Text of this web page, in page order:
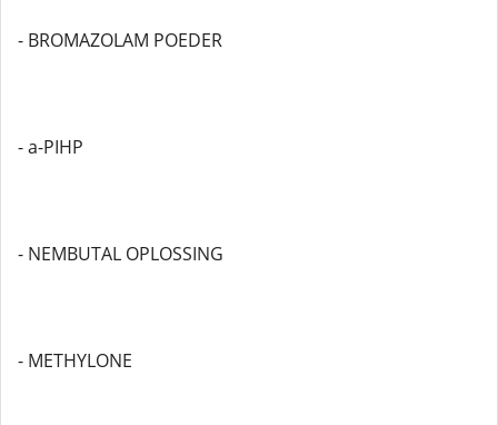
- BROMAZOLAM POEDER
- a-PIHP
- NEMBUTAL OPLOSSING
- METHYLONE